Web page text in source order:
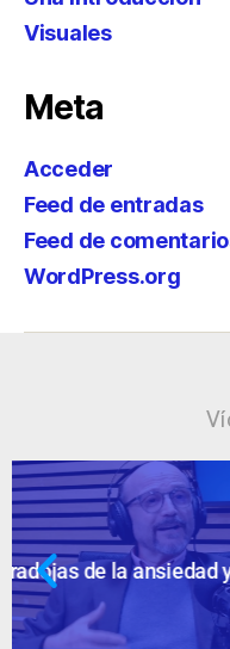
Visuales
Meta
Acceder
Feed de entradas
Feed de
WordPress.org
Ansiedad: